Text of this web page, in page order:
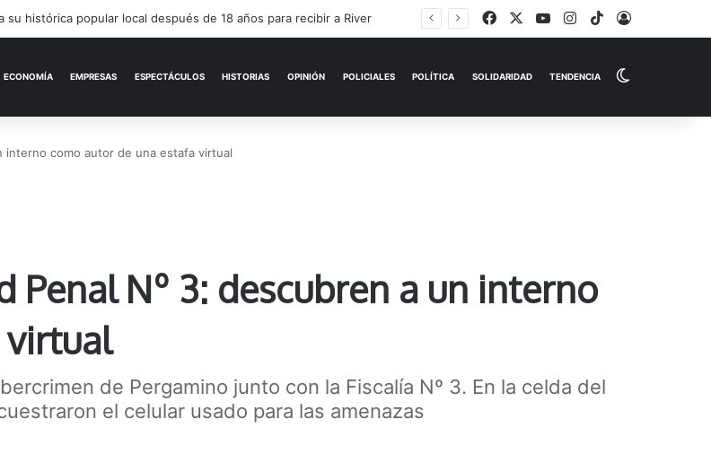
con arte, música y una feria abierta FacebookYouTubeInstagram
TikTokIniciar
interno como autor de una estafa virtual
Nº 3: descubren a un interno
virtual
de Pergamino junto con la Fiscalía Nº 3. En la celda del
el celular usado para las amenazas